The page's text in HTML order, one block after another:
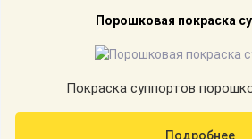
Порошковая покраска
Покраска суппортов
Подробнее